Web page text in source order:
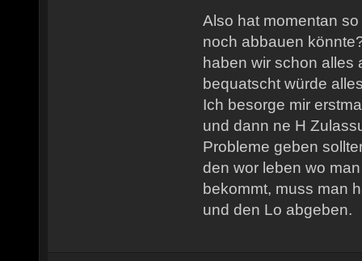
Also hat momentan
noch abbauen
haben wir schon alles
bequatscht würde
Ich besorge mir
und dann ne H
Probleme geben
den wor leben wo
bekommt, muss man
und den Lo abgeben.